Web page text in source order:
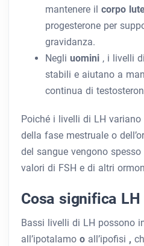
mantenere il corpo
progesterone per
gravidanza.
Negli uomini , i livelli
stabili e aiutano a
continua di
Poiché i livelli di LH
della fase mestruale o
del sangue vengono
valori di FSH e di altri
Cosa significa LH
Bassi livelli di LH possono
all’ipotalamo o all’ipofisi ,